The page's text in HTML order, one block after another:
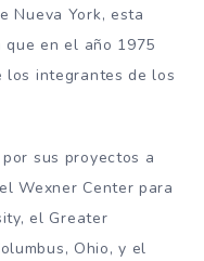
Nueva York, esta
en el año 1975
los integrantes de los
sus proyectos a
Wexner Center para
el Greater
Ohio, y el